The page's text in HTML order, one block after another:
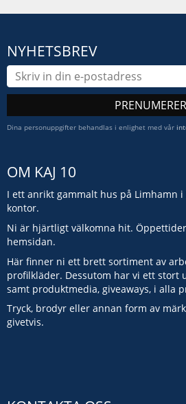
NYHETSBREV
Dina personuppgifter behandlas i enlighet med vår
OM KAJ 10
I ett anrikt gammalt hus på Limhamn
kontor.
Ni är hjärtligt välkomna hit.
hemsidan.
Här finner ni ett brett sortiment av
profilkläder. Dessutom har vi ett stort
samt produktmedia, giveaways, i alla
Tryck, brodyr eller annan form av
givetvis.